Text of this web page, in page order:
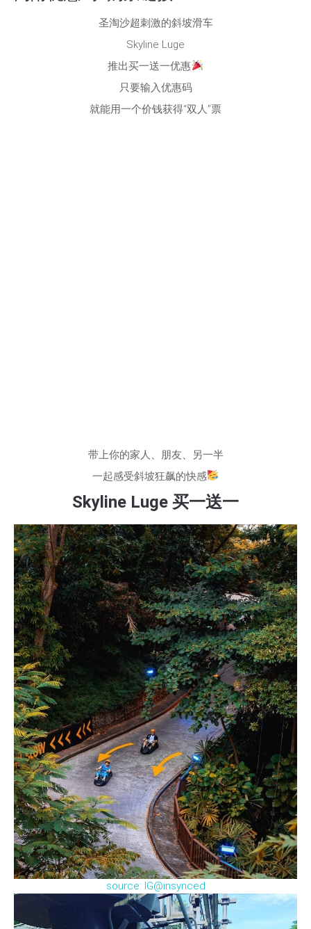
圣淘沙超刺激的斜坡滑车
Skyline Luge
推出买一送一优惠
只要输入优惠码
就能用一个价钱获得“双人”票
带上你的家人、朋友、另一半
一起感受斜坡狂飙的快感
Skyline Luge 买一送一
source: IG@insynced